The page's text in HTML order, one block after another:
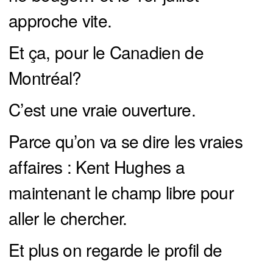
approche vite.
Et ça, pour le Canadien de
Montréal?
C’est une vraie ouverture.
Parce qu’on va se dire les vraies
affaires : Kent Hughes a
maintenant le champ libre pour
aller le chercher.
Et plus on regarde le profil de